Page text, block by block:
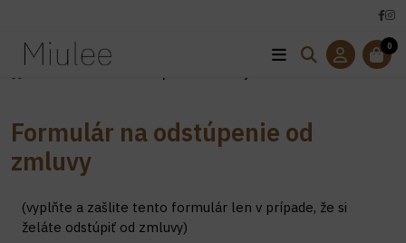
0
Formulár na odstúpenie od
zmluvy
(vyplňte a zašlite tento formulár len v prípade, že si
želáte odstúpiť od zmluvy)